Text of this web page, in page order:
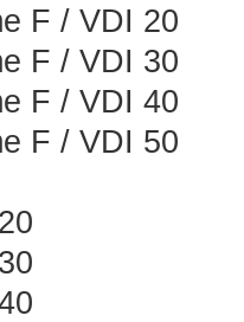
F / VDI 20
F / VDI 30
F / VDI 40
F / VDI 50